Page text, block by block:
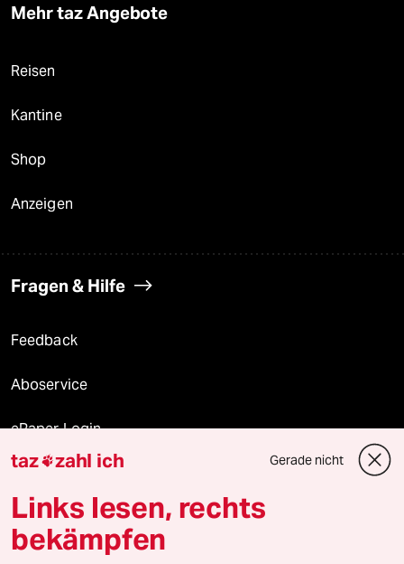
Mehr taz Angebote
Reisen
Kantine
Shop
Anzeigen
Fragen & Hilfe
Feedback
Aboservice
ePaper Login
Downloads für Abonnierende
© 2026 taz Verlags und Vertriebs GmbH
taz zahl ich Gerade nicht
Links lesen, rechts
bekämpfen